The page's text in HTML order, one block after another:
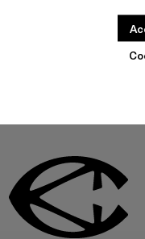
CE PRODUIT N’EST